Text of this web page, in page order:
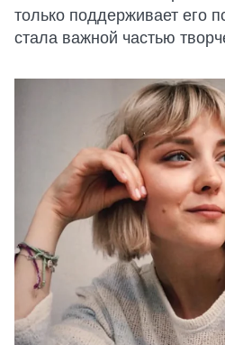
только поддерживает его
стала важной частью